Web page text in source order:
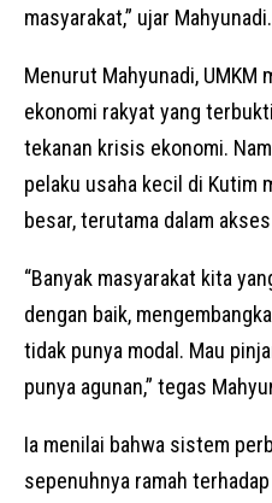
masyarakat,” ujar Mahyunadi.
Menurut Mahyunadi, UMKM
ekonomi rakyat yang
tekanan krisis ekonomi.
pelaku usaha kecil di Kutim
besar, terutama dalam
“Banyak masyarakat kita
dengan baik,
tidak punya modal. Mau
punya agunan,” tegas
Ia menilai bahwa sistem
sepenuhnya ramah